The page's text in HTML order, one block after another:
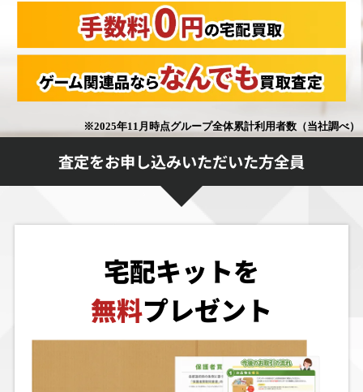
査定をお申し込みいただいた方全員
宅配キットを
無料プレゼント